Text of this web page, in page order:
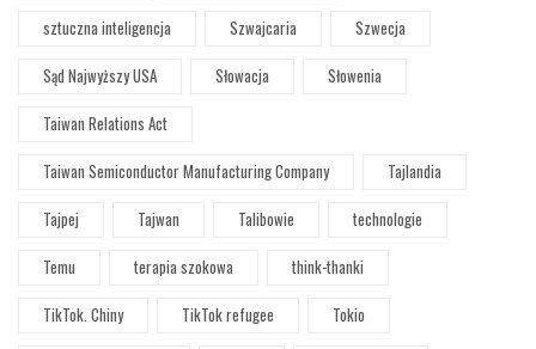
sztuczna inteligencja
Szwajcaria
Szwecja
Sąd Najwyższy USA
Słowacja
Słowenia
Taiwan Relations Act
Taiwan Semiconductor Manufacturing Company
Tajlandia
Tajpej
Tajwan Talibowie
technologie
Temu
terapia szokowa
think-thanki
TikTok. Chiny
TikTok refugee
Tokio